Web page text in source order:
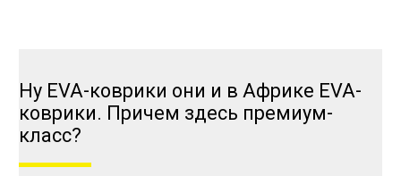
Ну EVA-коврики они и в Африке EVA-
коврики. Причем здесь премиум-
класс?